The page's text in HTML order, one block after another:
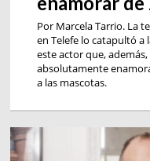
Por Marcela Tarrio. La
en Telefe lo catapultó a
este actor que,
absolutamente
a las mascotas.